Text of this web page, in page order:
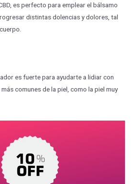
es perfecto para emplear el bálsamo
distintas dolencias y dolores, tal
es fuerte para ayudarte a lidiar con
comunes de la piel, como la piel muy